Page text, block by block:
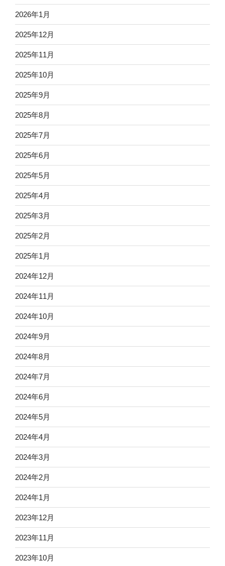
2026年1月
2025年12月
2025年11月
2025年10月
2025年9月
2025年8月
2025年7月
2025年6月
2025年5月
2025年4月
2025年3月
2025年2月
2025年1月
2024年12月
2024年11月
2024年10月
2024年9月
2024年8月
2024年7月
2024年6月
2024年5月
2024年4月
2024年3月
2024年2月
2024年1月
2023年12月
2023年11月
2023年10月